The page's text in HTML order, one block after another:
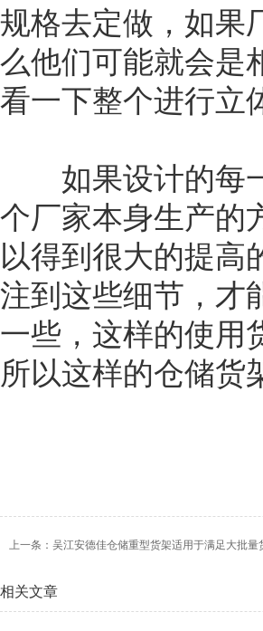
规格去定做，如果
么他们可能就会是
看一下整个进行立
如果设计的每一
个厂家本身生产的
以得到很大的提高
注到这些细节，才
一些，这样的使用
所以这样的仓储货
上一条： 吴江安德佳仓储重型货架适用于满足大批量
相关文章